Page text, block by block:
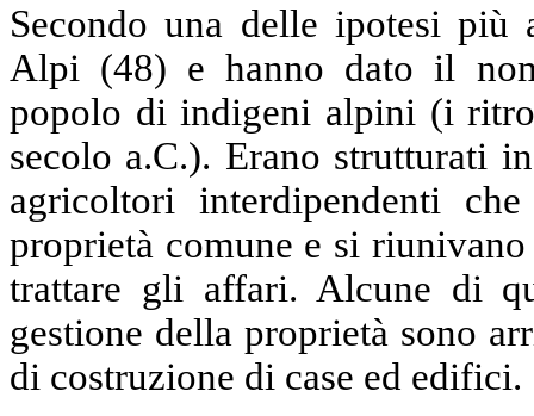
Secondo una delle ipotesi
Alpi (48) e hanno dato il
popolo di indigeni alpini (i
secolo a.C.). Erano strutturati
agricoltori interdipendenti
proprietà comune e si
trattare gli affari. Alcune di
gestione della proprietà sono
di costruzione di case ed edifici.